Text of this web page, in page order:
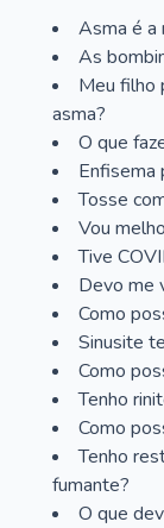
Asma é a
As
Meu filho
asma?
O que
Enfisema
Tosse
Vou
Tive
Devo me
Como
Sinusite
Como
Tenho
Como
Tenho
fumante?
O que